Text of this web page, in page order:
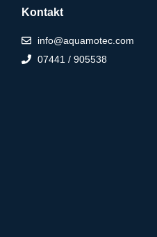
Kontakt
info@aquamotec.com
07441 / 905538